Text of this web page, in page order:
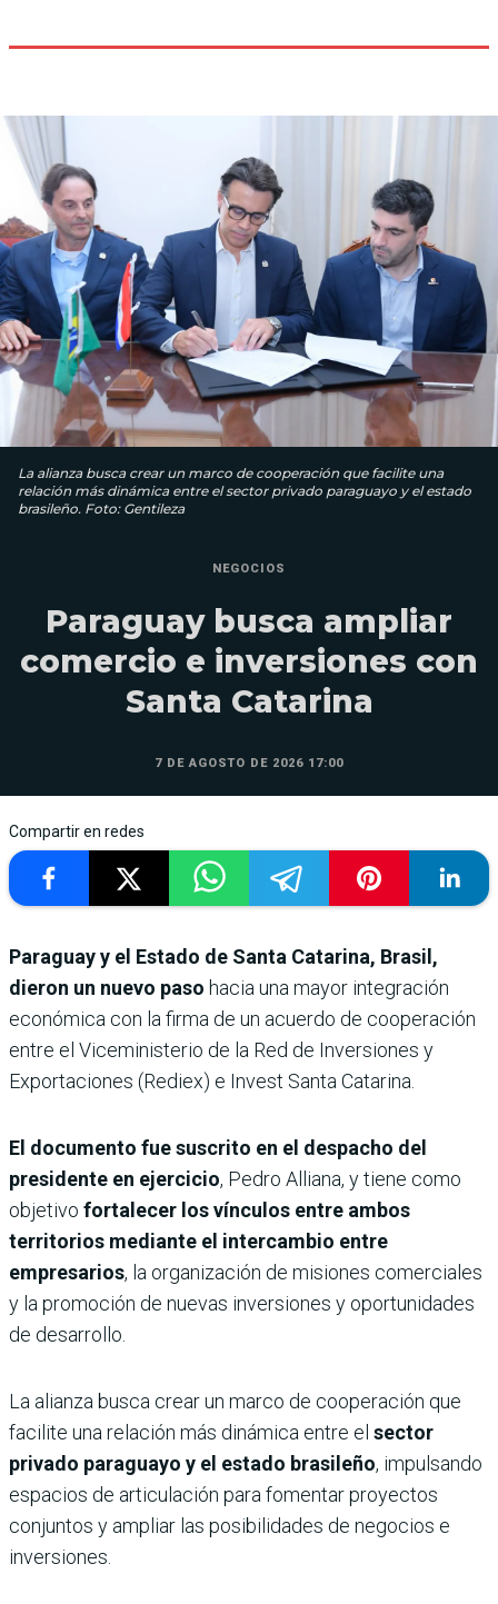
La alianza busca crear un marco de cooperación que facilite una
relación más dinámica entre el sector privado paraguayo y el estado
brasileño. Foto: Gentileza
NEGOCIOS
Paraguay busca ampliar
comercio e inversiones con
Santa Catarina
7 DE AGOSTO DE 2026 17:00
Compartir en redes
Paraguay y el Estado de Santa Catarina, Brasil,
dieron un nuevo paso hacia una mayor integración
económica con la firma de un acuerdo de cooperación
entre el Viceministerio de la Red de Inversiones y
Exportaciones (Rediex) e Invest Santa Catarina.
El documento fue suscrito en el despacho del
presidente en ejercicio, Pedro Alliana, y tiene como
objetivo fortalecer los vínculos entre ambos
territorios mediante el intercambio entre
empresarios, la organización de misiones comerciales
y la promoción de nuevas inversiones y oportunidades
de desarrollo.
La alianza busca crear un marco de cooperación que
facilite una relación más dinámica entre el sector
privado paraguayo y el estado brasileño, impulsando
espacios de articulación para fomentar proyectos
conjuntos y ampliar las posibilidades de negocios e
inversiones.